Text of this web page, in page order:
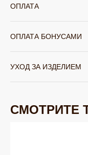
ОПЛАТА
ОПЛАТА БОНУСАМИ
УХОД ЗА ИЗДЕЛИЕМ
СМОТРИТЕ